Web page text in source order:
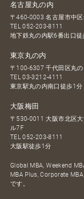
名古屋丸の内
〒460-0003 名古屋市中区
TEL052-203-8111
地下鉄丸の内駅6番出口徒
東京丸の内
〒100-6307 千代田区丸
TEL03-3212-4111
東京駅丸の内南口徒歩1分
大阪梅田
〒530-0011 大阪市北区
ル7F
TEL052-203-8111
大阪駅徒歩1分
Global MBA, Weekend
MBA Plus, Corporate
です。